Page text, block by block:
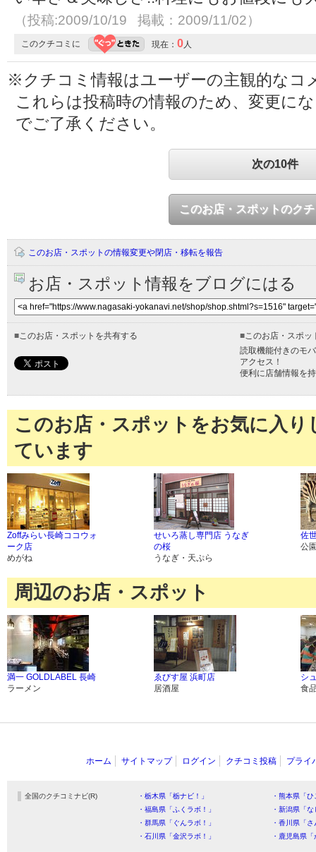
（投稿:2009/10/19 掲載：2009/11/02）
このクチコミに 現在： 0人
※クチコミ情報はユーザーの主観的なコ
これらは投稿時の情報のため、変更に
でご了承ください。
次の10件
このお店・スポットのク
このお店・スポットの情報変更や閉店・移転を報告
お店・スポット情報をブログにはる
■このお店・スポットを共有する ■このお店・スポッ
読取機能付きのモ
アクセス！
便利に店舗情報を
このお店・スポットをお気に入
ています
Zoffみらい長崎ココウォ
ーク店
めがね
せいろ蒸し専門店 うなぎ
の桜
うなぎ・天ぷら
佐
公
周辺のお店・スポット
満一 GOLDLABEL 長崎
ラーメン
ゑびす屋 浜町店
居酒屋
シ
食
ホーム サイトマップ ログイン クチコミ投稿 プライ
全国のクチコミナビ(R) ・栃木県「栃ナビ！」
・熊本県「
・福島県「ふくラボ！」
・新潟県「
・群馬県「ぐんラボ！」
・香川県「
・石川県「金沢ラボ！」
・鹿児島県